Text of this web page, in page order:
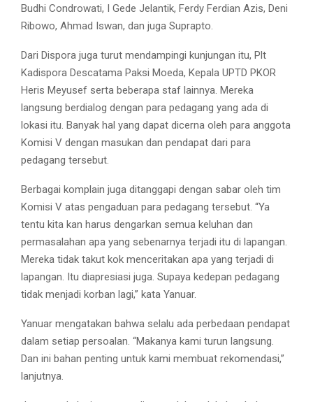
Budhi Condrowati, I Gede Jelantik, Ferdy Ferdian Azis, Deni
Ribowo, Ahmad Iswan, dan juga Suprapto.
Dari Dispora juga turut mendampingi kunjungan itu, Plt
Kadispora Descatama Paksi Moeda, Kepala UPTD PKOR
Heris Meyusef serta beberapa staf lainnya. Mereka
langsung berdialog dengan para pedagang yang ada di
lokasi itu. Banyak hal yang dapat dicerna oleh para anggota
Komisi V dengan masukan dan pendapat dari para
pedagang tersebut.
Berbagai komplain juga ditanggapi dengan sabar oleh tim
Komisi V atas pengaduan para pedagang tersebut. “Ya
tentu kita kan harus dengarkan semua keluhan dan
permasalahan apa yang sebenarnya terjadi itu di lapangan.
Mereka tidak takut kok menceritakan apa yang terjadi di
lapangan. Itu diapresiasi juga. Supaya kedepan pedagang
tidak menjadi korban lagi,” kata Yanuar.
Yanuar mengatakan bahwa selalu ada perbedaan pendapat
dalam setiap persoalan. “Makanya kami turun langsung.
Dan ini bahan penting untuk kami membuat rekomendasi,”
lanjutnya.